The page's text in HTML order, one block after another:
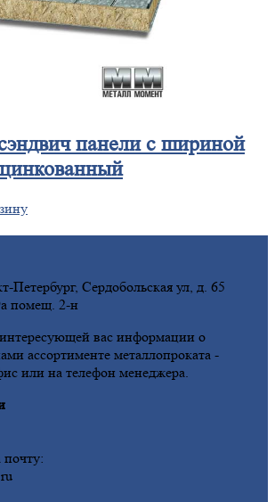
панели с шириной
Петербург, Сердобольская ул, д. 65
помещ. 2-н
вас информации о
ассортименте металлопроката -
или на телефон менеджера.
почту: